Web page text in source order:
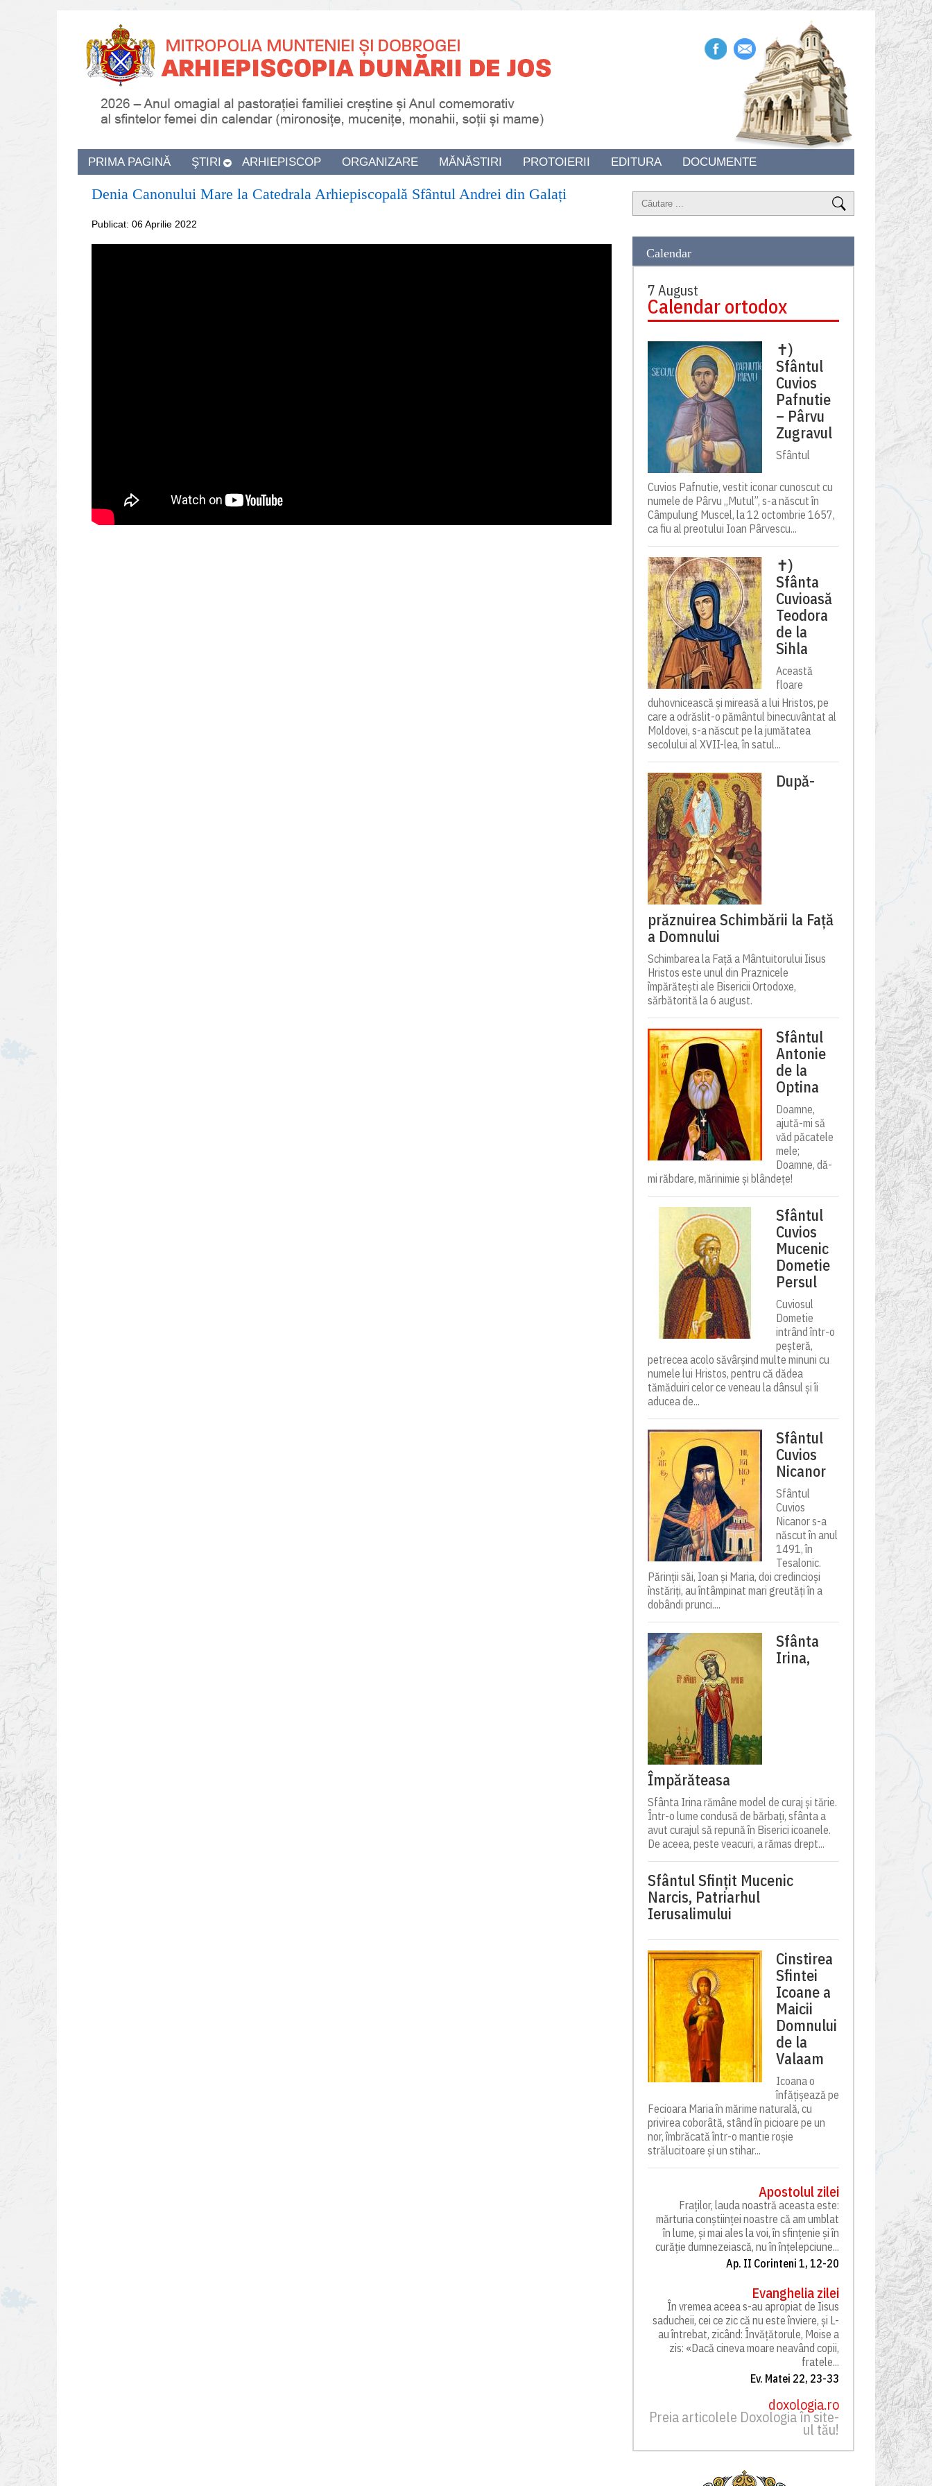
PRIMA PAGINĂ ŞTIRI ARHIEPISCOP ORGANIZARE MĂNĂSTIRI PROTOIERII EDITURA DOCUMENTE
Denia Canonului Mare la Catedrala Arhiepiscopală Sfântul Andrei din Galați
Publicat: 06 Aprilie 2022
Calendar
7 August
Calendar ortodox
✝)
Sfântul
Cuvios
Pafnutie
– Pârvu
Zugravul
Sfântul
Cuvios Pafnutie, vestit iconar cunoscut cu
numele de Pârvu „Mutul”, s-a născut în
Câmpulung Muscel, la 12 octombrie 1657,
ca fiu al preotului Ioan Pârvescu...
✝)
Sfânta
Cuvioasă
Teodora
de la
Sihla
Această
floare
duhovnicească și mireasă a lui Hristos, pe
care a odrăslit-o pământul binecuvântat al
Moldovei, s-a născut pe la jumătatea
secolului al XVII-lea, în satul...
După-
prăznuirea Schimbării la Față
a Domnului
Schimbarea la Față a Mântuitorului Iisus
Hristos este unul din Praznicele
împărătești ale Bisericii Ortodoxe,
sărbătorită la 6 august.
Sfântul
Antonie
de la
Optina
Doamne,
ajută-mi să
văd păcatele
mele;
Doamne, dă-
mi răbdare, mărinimie şi blândeţe!
Sfântul
Cuvios
Mucenic
Dometie
Persul
Cuviosul
Dometie
intrând într-o
peșteră,
petrecea acolo săvârșind multe minuni cu
numele lui Hristos, pentru că dădea
tămăduiri celor ce veneau la dânsul și îi
aducea de...
Sfântul
Cuvios
Nicanor
Sfântul
Cuvios
Nicanor s-a
născut în anul
1491, în
Tesalonic.
Părinții săi, Ioan și Maria, doi credincioși
înstăriți, au întâmpinat mari greutăți în a
dobândi prunci....
Sfânta
Irina,
Împărăteasa
Sfânta Irina rămâne model de curaj și tărie.
Într-o lume condusă de bărbați, sfânta a
avut curajul să repună în Biserici icoanele.
De aceea, peste veacuri, a rămas drept...
Sfântul Sfinţit Mucenic
Narcis, Patriarhul
Ierusalimului
Cinstirea
Sfintei
Icoane a
Maicii
Domnului
de la
Valaam
Icoana o
înfățișează pe
Fecioara Maria în mărime naturală, cu
privirea coborâtă, stând în picioare pe un
nor, îmbrăcată într-o mantie roșie
strălucitoare și un stihar...
Apostolul zilei
Fraților, lauda noastră aceasta este:
mărturia conștiinței noastre că am umblat
în lume, și mai ales la voi, în sfințenie și în
curăție dumnezeiască, nu în înțelepciune...
Ap. II Corinteni 1, 12-20
Evanghelia zilei
În vremea aceea s-au apropiat de Iisus
saducheii, cei ce zic că nu este înviere, și L-
au întrebat, zicând: Învățătorule, Moise a
zis: «Dacă cineva moare neavând copii,
fratele...
Ev. Matei 22, 23-33
doxologia.ro
Preia articolele Doxologia în site-
ul tău!